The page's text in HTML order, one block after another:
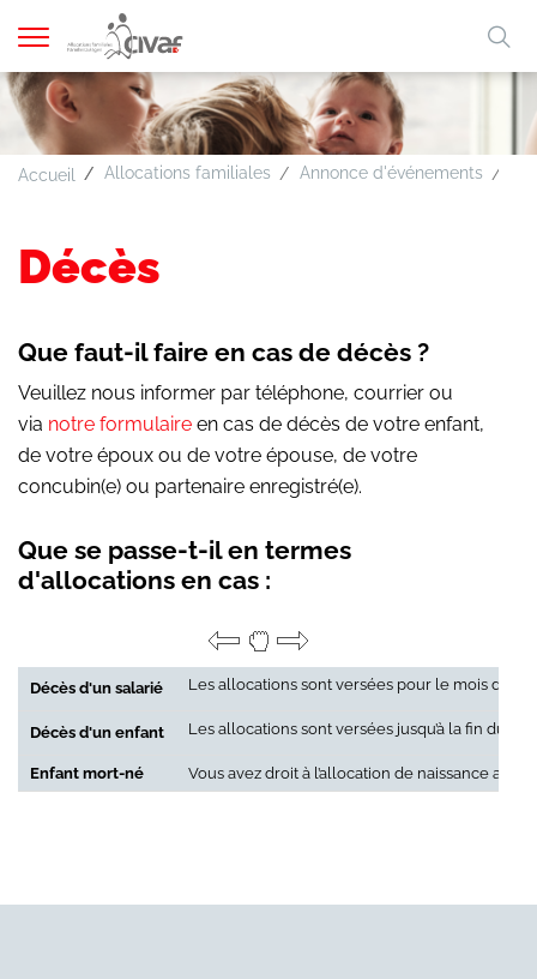
A A A
Afficher
la
navigation
Accueil Allocations familiales Annonce d'événements
Décès
Que faut-il faire en cas de décès ?
Veuillez nous informer par téléphone, courrier ou
via notre formulaire en cas de décès de votre enfant,
de votre époux ou de votre épouse, de votre
concubin(e) ou partenaire enregistré(e).
Que se passe-t-il en termes
d'allocations en cas :
Décès d'un salarié Les allocations sont versées pour le mois du
Décès d'un enfant Les allocations sont versées jusqu’à la fin du
Enfant mort-né Vous avez droit à l’allocation de naissance